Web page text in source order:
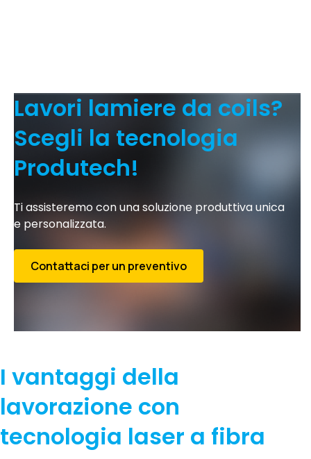
Lavori lamiere da coils?
Scegli la tecnologia
Produtech!
Ti assisteremo con una soluzione produttiva unica
e personalizzata.
Contattaci per un preventivo
I vantaggi della
lavorazione con
tecnologia laser a fibra